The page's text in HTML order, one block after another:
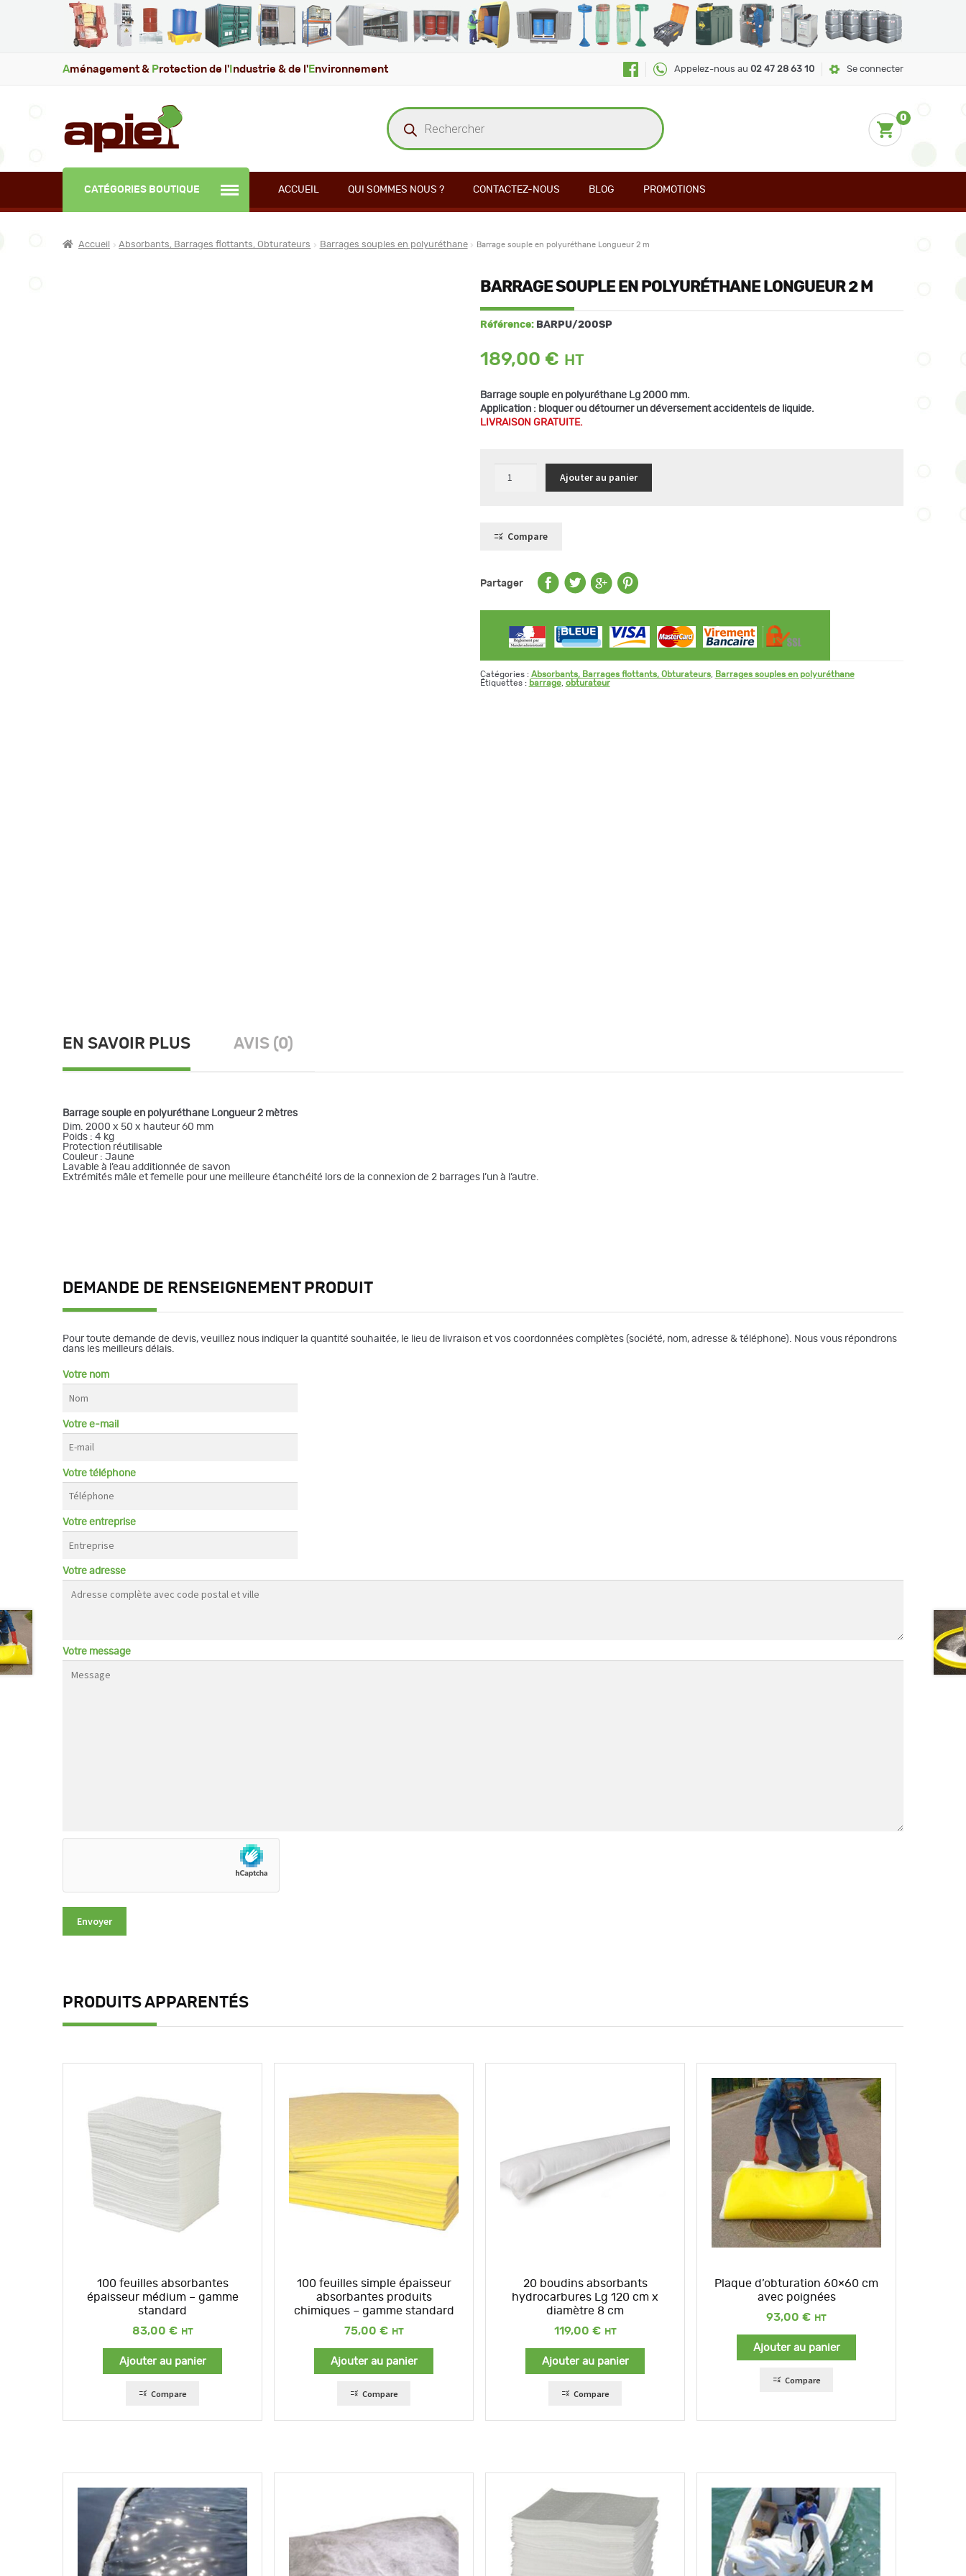
Aménagement & Protection de l' ndustrie & de l' Environnement Appelez-nous au 02 47 28 63 10 Se connecter
Recherche
de
produits
0
CATÉGORIES BOUTIQUE ACCUEIL QUI SOMMES NOUS ? CONTACTEZ-NOUS BLOG PROMOTIONS
Accueil Absorbants, Barrages flottants, Obturateurs Barrages souples en polyuréthane Barrage souple en polyuréthane Longueur 2 m
BARRAGE SOUPLE EN POLYURÉTHANE LONGUEUR 2 M
Référence: BARPU/200SP
189,00 €
Barrage souple en polyuréthane Lg 2000 mm.
Application : bloquer ou détourner un déversement accidentels de liquide.
LIVRAISON GRATUITE.
quantité
2
Ajouter au panier
Compare
Partager
Catégories : Absorbants, Barrages flottants, Obturateurs, Barrages souples en polyuréthane
Étiquettes : barrage, obturateur
EN SAVOIR PLUS AVIS (0)
Barrage souple en polyuréthane Longueur 2 mètres
Dim. 2000 x 50 x hauteur 60 mm
Poids : 4 kg
Protection réutilisable
Couleur : Jaune
Lavable à l’eau additionnée de savon
Extrémités mâle et femelle pour une meilleure étanchéité lors de la connexion de 2 barrages l’un à l’autre.
DEMANDE DE RENSEIGNEMENT PRODUIT
Pour toute demande de devis, veuillez nous indiquer la quantité souhaitée, le lieu de livraison et vos coordonnées complètes (société, nom, adresse & téléphone). Nous vous répondrons
dans les meilleurs délais.
Votre nom
Votre e-mail
Votre téléphone
Votre entreprise
Votre adresse
Votre message
PRODUITS APPARENTÉS
100 feuilles absorbantes
épaisseur médium – gamme
standard
83,00 €
Ajouter au panier
Compare
100 feuilles simple épaisseur
absorbantes produits
chimiques – gamme standard
75,00 €
Ajouter au panier
Compare
20 boudins absorbants
hydrocarbures Lg 120 cm x
diamètre 8 cm
119,00 €
Ajouter au panier
Compare
Plaque d’obturation 60×60 cm
avec poignées
93,00 €
Ajouter au panier
Compare